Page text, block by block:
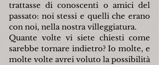
trattasse di conoscenti o amici del
passato: noi stessi e quelli che erano
con noi, nella nostra villeggiatura.
Quante volte vi siete chiesti come
sarebbe tornare indietro? Io molte, e
molte volte avrei voluto la possibilità